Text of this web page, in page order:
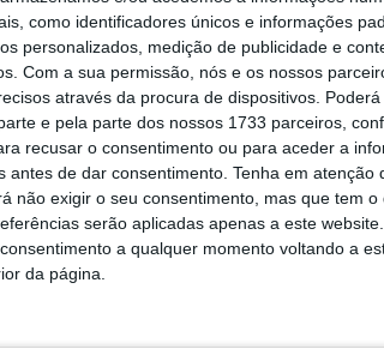
como identificadores únicos e informações
personalizados, medição de publicidade e
Com a sua permissão, nós e os nossos
através da procura de dispositivos.
e pela parte dos nossos 1733 parceiros,
recusar o consentimento ou para aceder a
antes de dar consentimento. Tenha em atenção
não exigir o seu consentimento, mas que tem
serão aplicadas apenas a este
a qualquer momento voltando a
da página.
a 634.ª Feira de São Mateus